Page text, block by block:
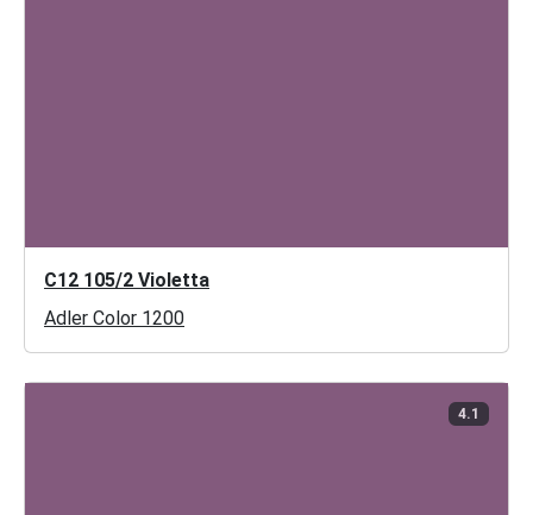
C12 105/2 Violetta
Adler Color 1200
4.1